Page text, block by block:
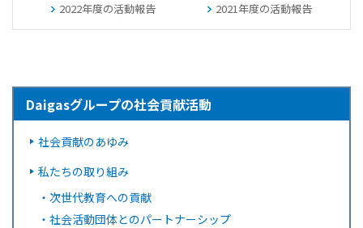
2022年度の活動報告
2021年度の活動報告
Daigasグループの社会貢献活動
社会貢献のあゆみ
私たちの取り組み
・ 次世代教育への貢献
・ 社会活動団体とのパートナーシップ